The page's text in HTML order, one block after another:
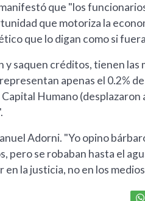
que "los
que motoriza la
que lo digan como si
saquen créditos, tienen las
apenas el 0.2%
Humano (desplazaron
Adorni. "Yo opino
pero se robaban hasta el
la justicia, no en los